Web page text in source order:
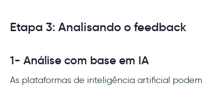
Etapa 3: Analisando o feedback
1- Análise com base em IA
As plataformas de inteligência artificial podem